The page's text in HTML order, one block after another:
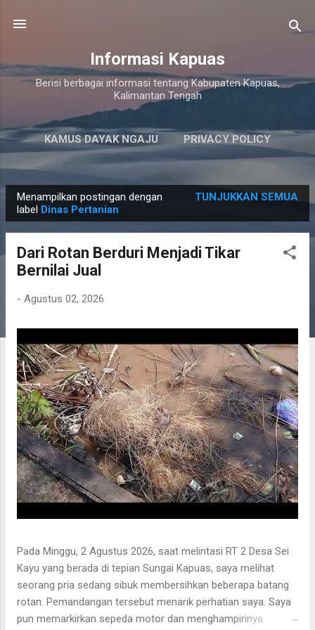
Informasi Kapuas
Berisi berbagai informasi tentang Kabupaten Kapuas,
Kalimantan Tengah
KAMUS DAYAK NGAJU PRIVACY POLICY
LAINNYA…
o
Menampilkan postingan dengan
label Dinas Pertanian
TUNJUKKAN SEMUA
Dari Rotan Berduri Menjadi Tikar
Bernilai Jual
- Agustus 02, 2026
Pada Minggu, 2 Agustus 2026, saat melintasi RT 2 Desa Sei
Kayu yang berada di tepian Sungai Kapuas, saya melihat
seorang pria sedang sibuk membersihkan beberapa batang
rotan. Pemandangan tersebut menarik perhatian saya. Saya
pun memarkirkan sepeda motor dan menghampirinya.